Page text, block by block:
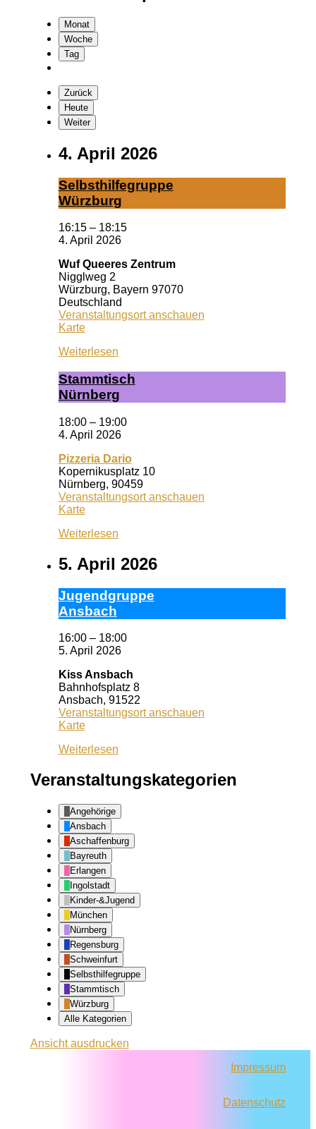
Monat
Woche
Tag
Zurück
Heute
Weiter
4. April 2026
Selbst­hil­fe­grup­pe
Würz­burg
16:15 – 18:15
4. April 2026
Wuf Queeres Zentrum
Nigglweg 2
Würzburg, Bayern 97070
Deutschland
Veranstaltungsort anschauen
KarteWuf
Zentrum
Weiterlesen
Stamm­tisch
Nürn­berg
18:00 – 19:00
4. April 2026
Pizzeria Dario
Kopernikusplatz 10
Nürnberg, 90459
Veranstaltungsort anschauen
KartePizzeria
Weiterlesen
5. April 2026
Ju­gend­grup­pe
Ans­bach
16:00 – 18:00
5. April 2026
Kiss Ansbach
Bahnhofsplatz 8
Ansbach, 91522
Veranstaltungsort anschauen
KarteKiss
Weiterlesen
Veranstaltungskategorien
Angehörige
Ansbach
Aschaffenburg
Bayreuth
Erlangen
Ingolstadt
Kinder-&Jugend
München
Nürnberg
Regensburg
Schweinfurt
Selbsthilfegruppe
Stammtisch
Würzburg
Alle Kategorien
Ansichtausdrucken
Impressum
Datenschutz